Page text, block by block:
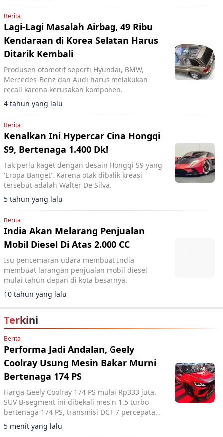
Berita
Lagi-Lagi Masalah Airbag, 49 Ribu
Kendaraan di Korea Selatan Harus
Ditarik Kembali
Produsen otomotif seperti Hyundai, BMW,
Mercedes-Benz dan Audi harus melakukan
recall karena kerusakan komponen.
4 tahun yang lalu
Berita
Kenalkan Ini Hypercar Cina Hongqi
S9, Bertenaga 1.400 Dk!
Tak perlu kaget dengan desain Hongqi S9 yang
'Eropa Banget'. Karena otak dibalik kreasi
tersebut adalah Walter De Silva.
5 tahun yang lalu
Berita
India Akan Melarang Penjualan
Mobil Diesel Di Atas 2.000 CC
Isu pencemaran udara membuat India
membuat larangan penjualan mobil diesel
mulai tahun depan di kota besarnya.
10 tahun yang lalu
Terkini
Berita
Performa Jadi Andalan, Geely
Coolray Usung Mesin Bakar Murni
Bertenaga 174 PS
Harga Geely Coolray 174 PS mulai Rp333 juta.
SUV B-segment ini dibekali mesin 1.5 turbo
bertenaga 174 PS, transmisi DCT 7 percepatan,
akselerasi 0-100 km/jam dalam 7,6 detik, serta
ADAS Level 2.
5 menit yang lalu